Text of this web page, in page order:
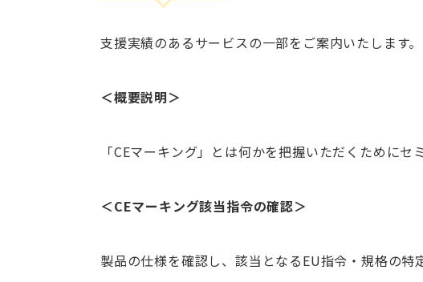
支援実績のあるサービスの一部をご案内いたします。
＜概要説明＞
「CEマーキング」とは何かを把握いただくためにセ
＜CEマーキング該当指令の確認＞
製品の仕様を確認し、該当となるEU指令・規格の特